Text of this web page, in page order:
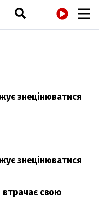
знецінюватися
знецінюватися
втрачає свою